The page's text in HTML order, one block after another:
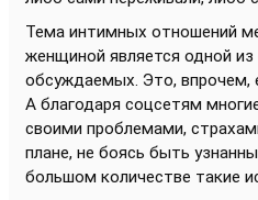
Тема интимных отношений
женщиной является одной
обсуждаемых. Это, впрочем,
А благодаря соцсетям
своими проблемами,
плане, не боясь быть
большом количестве такие